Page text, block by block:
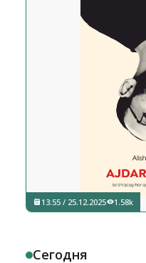
13:55 / 25.12.2025 1.58k
Сегодня